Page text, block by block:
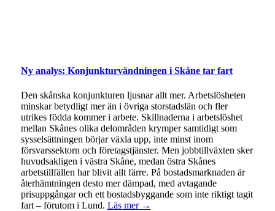
Ny analys: Konjunkturvändningen i Skåne tar fart
Den skånska konjunkturen ljusnar allt mer. Arbetslösheten
minskar betydligt mer än i övriga storstadslän och fler
utrikes födda kommer i arbete. Skillnaderna i arbetslöshet
mellan Skånes olika delområden krymper samtidigt som
sysselsättningen börjar växla upp, inte minst inom
försvarssektorn och företagstjänster. Men jobbtillväxten sker
huvudsakligen i västra Skåne, medan östra Skånes
arbetstillfällen har blivit allt färre. På bostadsmarknaden är
återhämtningen desto mer dämpad, med avtagande
prisuppgångar och ett bostadsbyggande som inte riktigt tagit
fart – förutom i Lund. Läs mer →